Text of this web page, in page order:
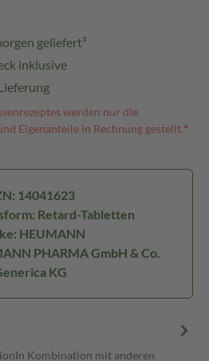
geliefert³
inklusive
werden nur die
Eigenanteile in Rechnung gestellt.⁴
14041623
Retard-Tabletten
HEUMANN
PHARMA GmbH & Co.
KG
Kombination mit anderen